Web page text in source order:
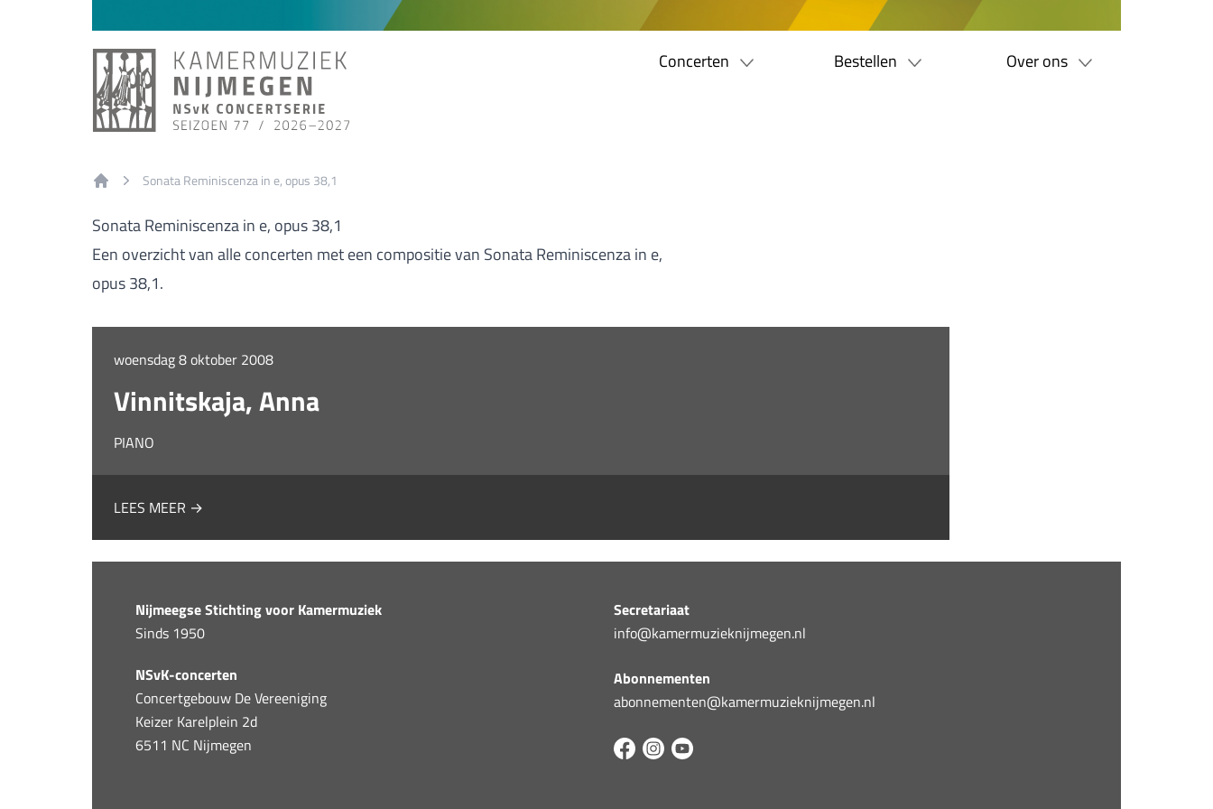
Concerten Bestellen Over ons
Sonata Reminiscenza in e, opus 38,1
Sonata Reminiscenza in e, opus 38,1
Een overzicht van alle concerten met een compositie van Sonata Reminiscenza in e,
opus 38,1.
woensdag 8 oktober 2008
Vinnitskaja, Anna
PIANO
LEES MEER →
Nijmeegse Stichting voor Kamermuziek
Sinds 1950
NSvK-concerten
Concertgebouw De Vereeniging
Keizer Karelplein 2d
6511 NC Nijmegen
Secretariaat
info@kamermuzieknijmegen.nl
Abonnementen
abonnementen@kamermuzieknijmegen.nl